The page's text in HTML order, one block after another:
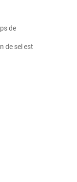
de
de sel est